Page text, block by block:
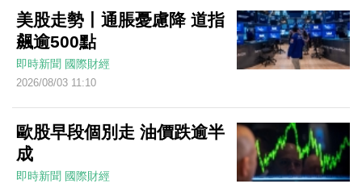
美股走勢丨通脹憂慮降 道指
飆逾500點
即時新聞 國際財經
2026/08/03 11:10
歐股早段個別走 油價跌逾半
成
即時新聞 國際財經